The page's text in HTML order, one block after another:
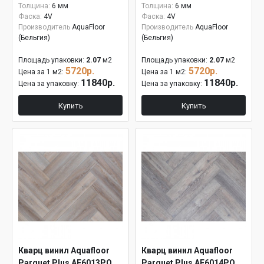
Толщина: 6 мм
Фаска: 4V
Производитель AquaFloor
(Бельгия)
Площадь упаковки: 2.07 м2
Цена за 1 м2: 5720р.
Цена за упаковку: 11840р.
Купить
Толщина: 6 мм
Фаска: 4V
Производитель AquaFloor
(Бельгия)
Площадь упаковки: 2.07 м2
Цена за 1 м2: 5720р.
Цена за упаковку: 11840р.
Купить
Кварц винил Aquafloor
Кварц винил Aquafloor